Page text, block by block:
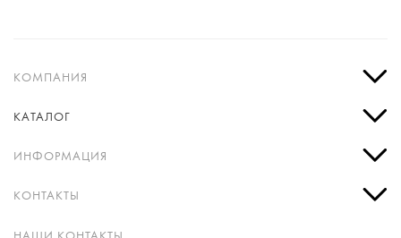
КОМПАНИЯ
КАТАЛОГ
ИНФОРМАЦИЯ
КОНТАКТЫ